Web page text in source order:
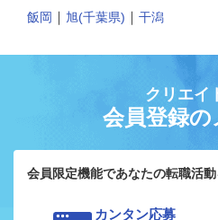
飯岡 ｜ 旭(千葉県) ｜ 干潟
クリエイ
会員登録の
会員限定機能であなたの転職活動
カンタン応募